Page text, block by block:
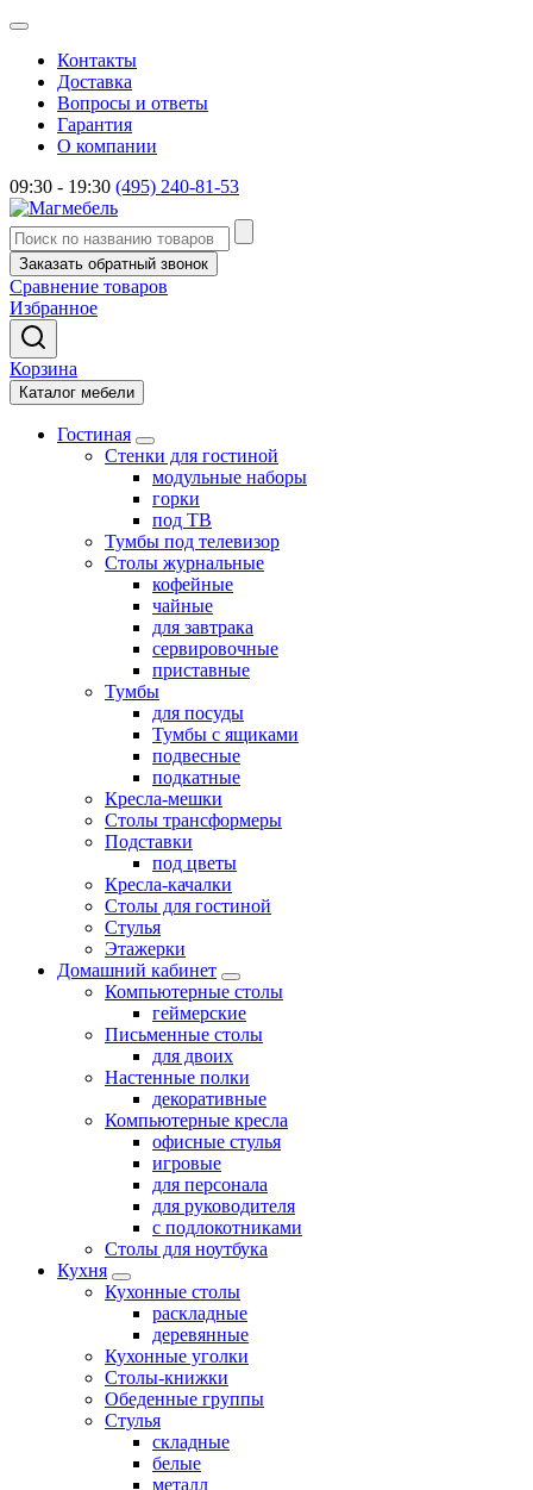
Контакты
Доставка
Вопросы и ответы
Гарантия
О компании
09:30 - 19:30 (495) 240-81-53
Заказать обратный звонок
Сравнение товаров
Избранное
Корзина
Каталог мебели
Гостиная
Стенки для гостиной
модульные наборы
горки
под ТВ
Тумбы под телевизор
Столы журнальные
кофейные
чайные
для завтрака
сервировочные
приставные
Тумбы
для посуды
Тумбы с ящиками
подвесные
подкатные
Кресла-мешки
Столы трансформеры
Подставки
под цветы
Кресла-качалки
Столы для гостиной
Стулья
Этажерки
Домашний кабинет
Компьютерные столы
геймерские
Письменные столы
для двоих
Настенные полки
декоративные
Компьютерные кресла
офисные стулья
игровые
для персонала
для руководителя
с подлокотниками
Столы для ноутбука
Кухня
Кухонные столы
раскладные
деревянные
Кухонные уголки
Столы-книжки
Обеденные группы
Стулья
складные
белые
металл